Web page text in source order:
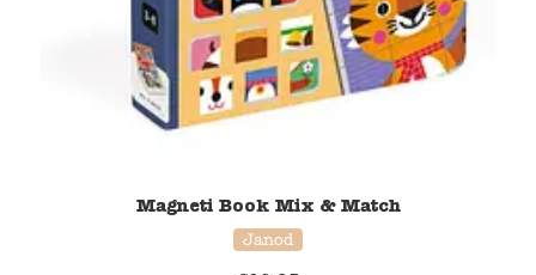
Magneti Book Mix & Match
Janod